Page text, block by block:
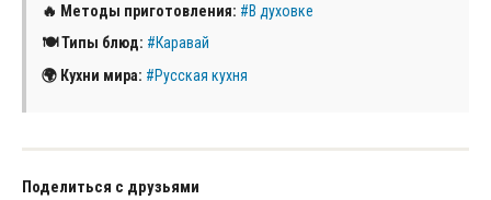
🔥 Методы приготовления: #В духовке
🍽 Типы блюд: #Каравай
🌍 Кухни мира: #Русская кухня
Поделиться с друзьями